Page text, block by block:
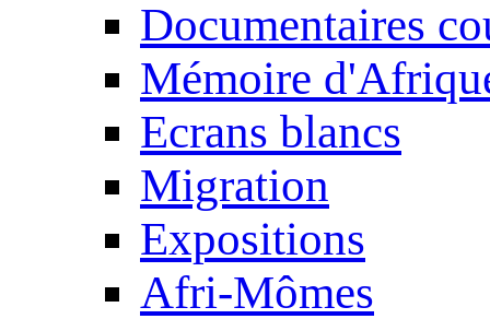
Documentaires
Mémoire
Ecrans blancs
Migration
Expositions
Afri-Mômes